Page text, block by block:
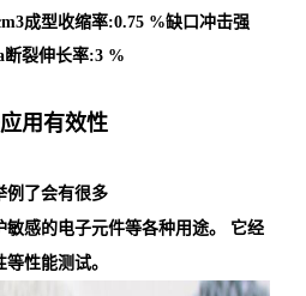
成型收缩率:0.75 %缺口冲击强
断裂伸长率:3 %
用有效性
例了会有很多
感的电子元件等各种用途。 它经
性能测试。